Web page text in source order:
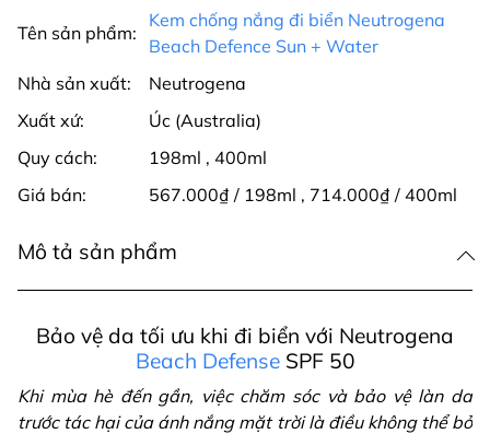
Tên sản phẩm:
Kem chống nắng đi biển Neutrogena
Beach Defence Sun + Water
Nhà sản xuất:
Neutrogena
Xuất xứ:
Úc (Australia)
Quy cách:
198ml , 400ml
Giá bán:
567.000₫ / 198ml , 714.000₫ / 400ml
Mô tả sản phẩm
Bảo vệ da tối ưu khi đi biển với Neutrogena
Beach DefenseSPF 50
Khi mùa hè đến gần, việc chăm sóc và bảo vệ làn da
trước tác hại của ánh nắng mặt trời là điều không thể bỏ